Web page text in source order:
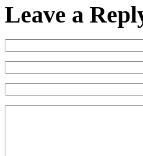
Leave a